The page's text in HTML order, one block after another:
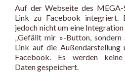
Auf der Webseite des MEGA-
Link zu Facebook integriert.
jedoch nicht um eine
„Gefällt mir »-Button, sondern
Link auf die Außendarstellung
Facebook. Es werden keine
Daten gespeichert.